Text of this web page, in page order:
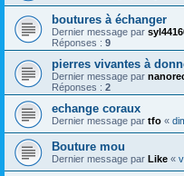
boutures à échanger
Dernier message par
Réponses : 9
pierres vivantes à
Dernier message par
Réponses : 2
echange coraux
Dernier message par tfo «
Bouture mou
Dernier message par Like «